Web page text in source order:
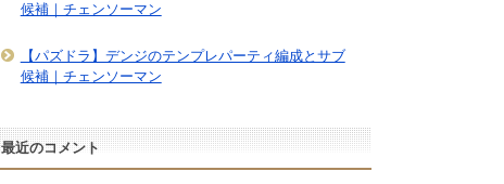
候補｜チェンソーマン
【パズドラ】デンジのテンプレパーティ編成とサブ
候補｜チェンソーマン
最近のコメント